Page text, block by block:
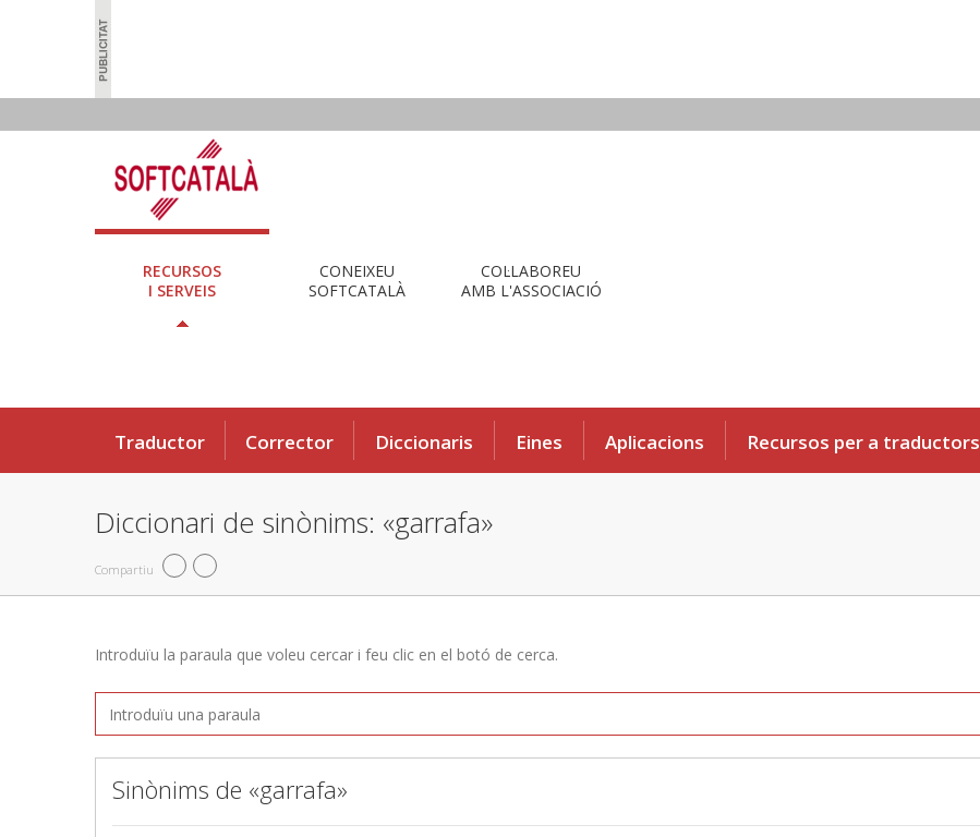
RECURSOS
I SERVEIS
CONEIXEU
SOFTCATALÀ
COL·LABOREU
AMB L'ASSOCIACIÓ
Traductor Corrector Diccionaris Eines Aplicacions Recursos per a traductors
Diccionari de sinònims: «garrafa»
Compartiu
Introduïu la paraula que voleu cercar i feu clic en el botó de cerca.
Sinònims de «garrafa»